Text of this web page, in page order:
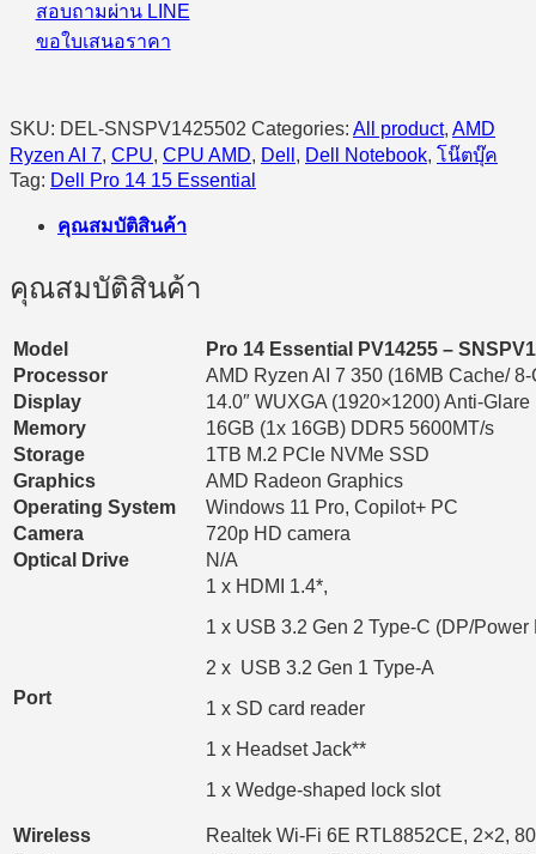
สอบถามผ่าน LINE
ขอใบเสนอราคา
SKU: DEL-SNSPV1425502 Categories: All product, AMD
Ryzen AI 7, CPU, CPU AMD, Dell , Dell Notebook, โน๊ตบุ๊ค
Tag: Dell Pro 14 15 Essential
คุณสมบัติสินค้า
คุณสมบัติสินค้า
Model
Pro 14 Essential PV14255 –
Processor
AMD Ryzen AI 7 350 (16MB Cache/
Display
14.0″ WUXGA (1920×1200) Anti-
Memory
16GB (1x 16GB) DDR5 5600MT/s
Storage
1TB M.2 PCIe NVMe SSD
Graphics
AMD Radeon Graphics
Operating System
Windows 11 Pro, Copilot+ PC
Camera
720p HD camera
Optical Drive
N/A
Port
1 x HDMI 1.4*,
1 x USB 3.2 Gen 2 Type-C (DP/Power
2 x USB 3.2 Gen 1 Type-A
1 x SD card reader
1 x Headset Jack**
1 x Wedge-shaped lock slot
Wireless
Realtek Wi-Fi 6E RTL8852CE, 2×2,